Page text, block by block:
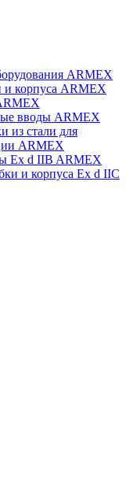
ARMEX
корпуса ARMEX
вводы ARMEX
из стали для
ARMEX
Ex d IIB ARMEX
и корпуса Ex d IIС